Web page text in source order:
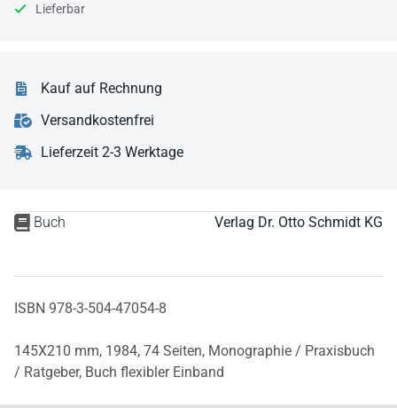
Buch Verlag Dr. Otto Schmidt KG
ISBN 978-3-504-47054-8
145X210 mm, 1984, 74 Seiten, Monographie / Praxisbuch
/ Ratgeber, Buch flexibler Einband
Lieferbar
Kauf auf Rechnung
Versandkostenfrei
Lieferzeit 2-3 Werktage